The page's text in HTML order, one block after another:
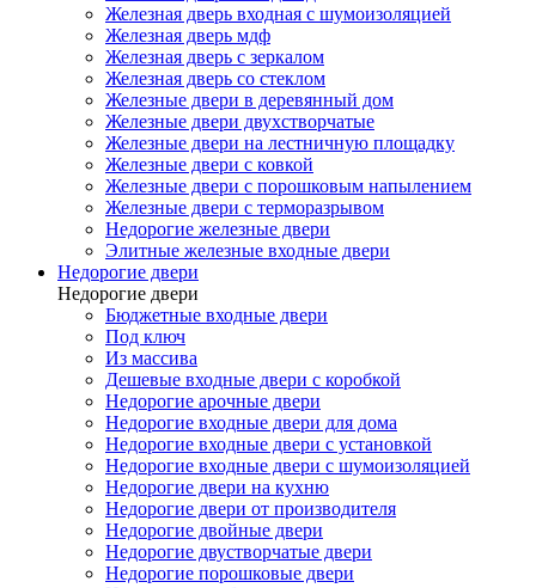
Железная дверь входная с шумоизоляцией
Железная дверь мдф
Железная дверь с зеркалом
Железная дверь со стеклом
Железные двери в деревянный дом
Железные двери двухстворчатые
Железные двери на лестничную площадку
Железные двери с ковкой
Железные двери с порошковым напылением
Железные двери с терморазрывом
Недорогие железные двери
Элитные железные входные двери
Недорогие двери
Недорогие двери
Бюджетные входные двери
Под ключ
Из массива
Дешевые входные двери с коробкой
Недорогие арочные двери
Недорогие входные двери для дома
Недорогие входные двери с установкой
Недорогие входные двери с шумоизоляцией
Недорогие двери на кухню
Недорогие двери от производителя
Недорогие двойные двери
Недорогие двустворчатые двери
Недорогие порошковые двери